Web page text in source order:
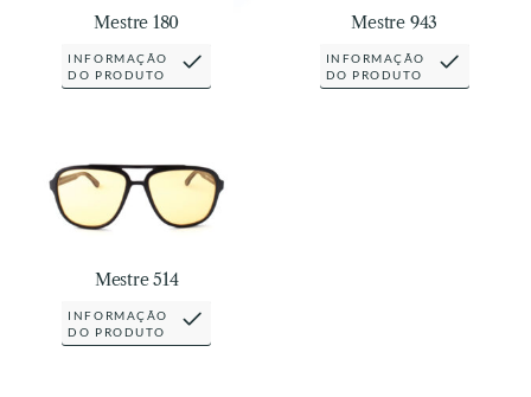
CONTATO
Mestre 180
INFORMAÇÃO
DO PRODUTO
Mestre 943
INFORMAÇÃO
DO PRODUTO
Mestre 514
INFORMAÇÃO
DO PRODUTO